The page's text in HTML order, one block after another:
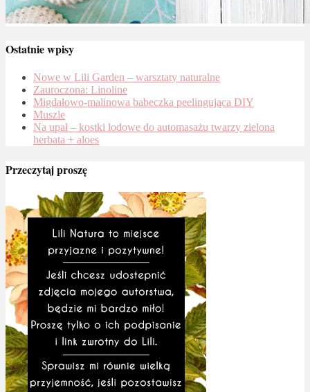
Ostatnie wpisy
Nowe w Lili Garden – warsztaty naturalne
Zauroczona: Linoline
Migdałowo-malinowa babeczka peelingująca DIY
Muszle
Na upał – kostki lodowe do automasażu twarzy zielona
herbata + aloes
Przeczytaj proszę